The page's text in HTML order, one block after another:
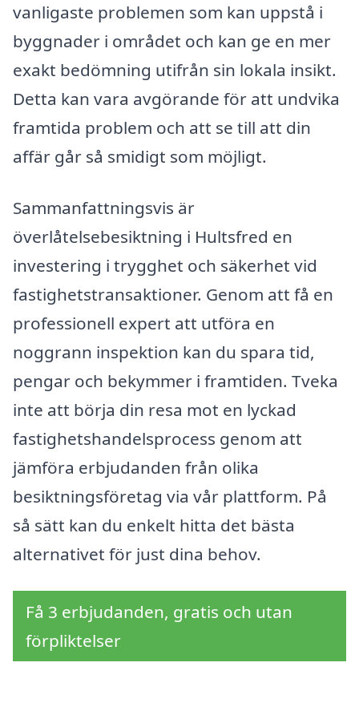
vanligaste problemen som kan uppstå i
byggnader i området och kan ge en mer
exakt bedömning utifrån sin lokala insikt.
Detta kan vara avgörande för att undvika
framtida problem och att se till att din
affär går så smidigt som möjligt.
Sammanfattningsvis är
överlåtelsebesiktning i Hultsfred en
investering i trygghet och säkerhet vid
fastighetstransaktioner. Genom att få en
professionell expert att utföra en
noggrann inspektion kan du spara tid,
pengar och bekymmer i framtiden. Tveka
inte att börja din resa mot en lyckad
fastighetshandelsprocess genom att
jämföra erbjudanden från olika
besiktningsföretag via vår plattform. På
så sätt kan du enkelt hitta det bästa
alternativet för just dina behov.
Få 3 erbjudanden, gratis och utan
förpliktelser